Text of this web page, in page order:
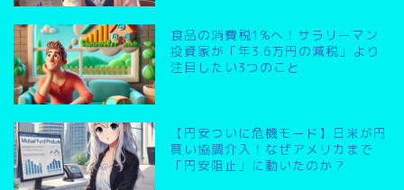
食品の消費税1%へ！サラリーマン
投資家が「年3.6万円の減税」より
注目したい3つのこと
【円安ついに危機モード】日米が円
買い協調介入！なぜアメリカまで
「円安阻止」に動いたのか？